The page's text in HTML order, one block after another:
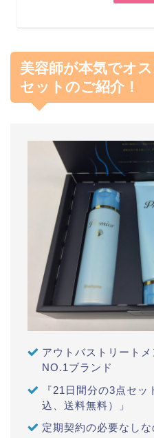
美容師が本気でオ
セットのご紹介！
アウトバストリート
NO.1ブランド
『21日間分の3点セ
込、送料無料）」
定期契約の必要なし